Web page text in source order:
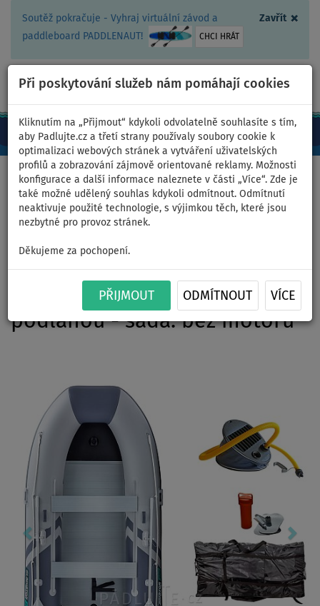
Zavřít ×
Soutěž pokračuje - Vyhraj virtuální závod a
paddleboard PADDLENAUT!
CHCI HRÁT
Při poskytování služeb nám pomáhají cookies
Kliknutím na „Přijmout“ kdykoli odvolatelně souhlasíte s tím,
aby Padlujte.cz a třetí strany používaly soubory cookie k
optimalizaci webových stránek a vytváření uživatelských
profilů a zobrazování zájmově orientované reklamy. Možnosti
konfigurace a další informace naleznete v části „Více“. Zde je
také možné udělený souhlas kdykoli odmítnout. Odmítnutí
neaktivuje použité technologie, s výjimkou těch, které jsou
nezbytné pro provoz stránek.
Děkujeme za pochopení.
PŘIJMOUT ODMÍTNOUT VÍCE
CZ/Kč +420 467 409 090 0ks
Domů >Čluny a motory
Člun GLADIATOR CLASSIC
B420AL light dark grey -
nafukovací člun s hliníkovou
podlahou - sada: bez motoru